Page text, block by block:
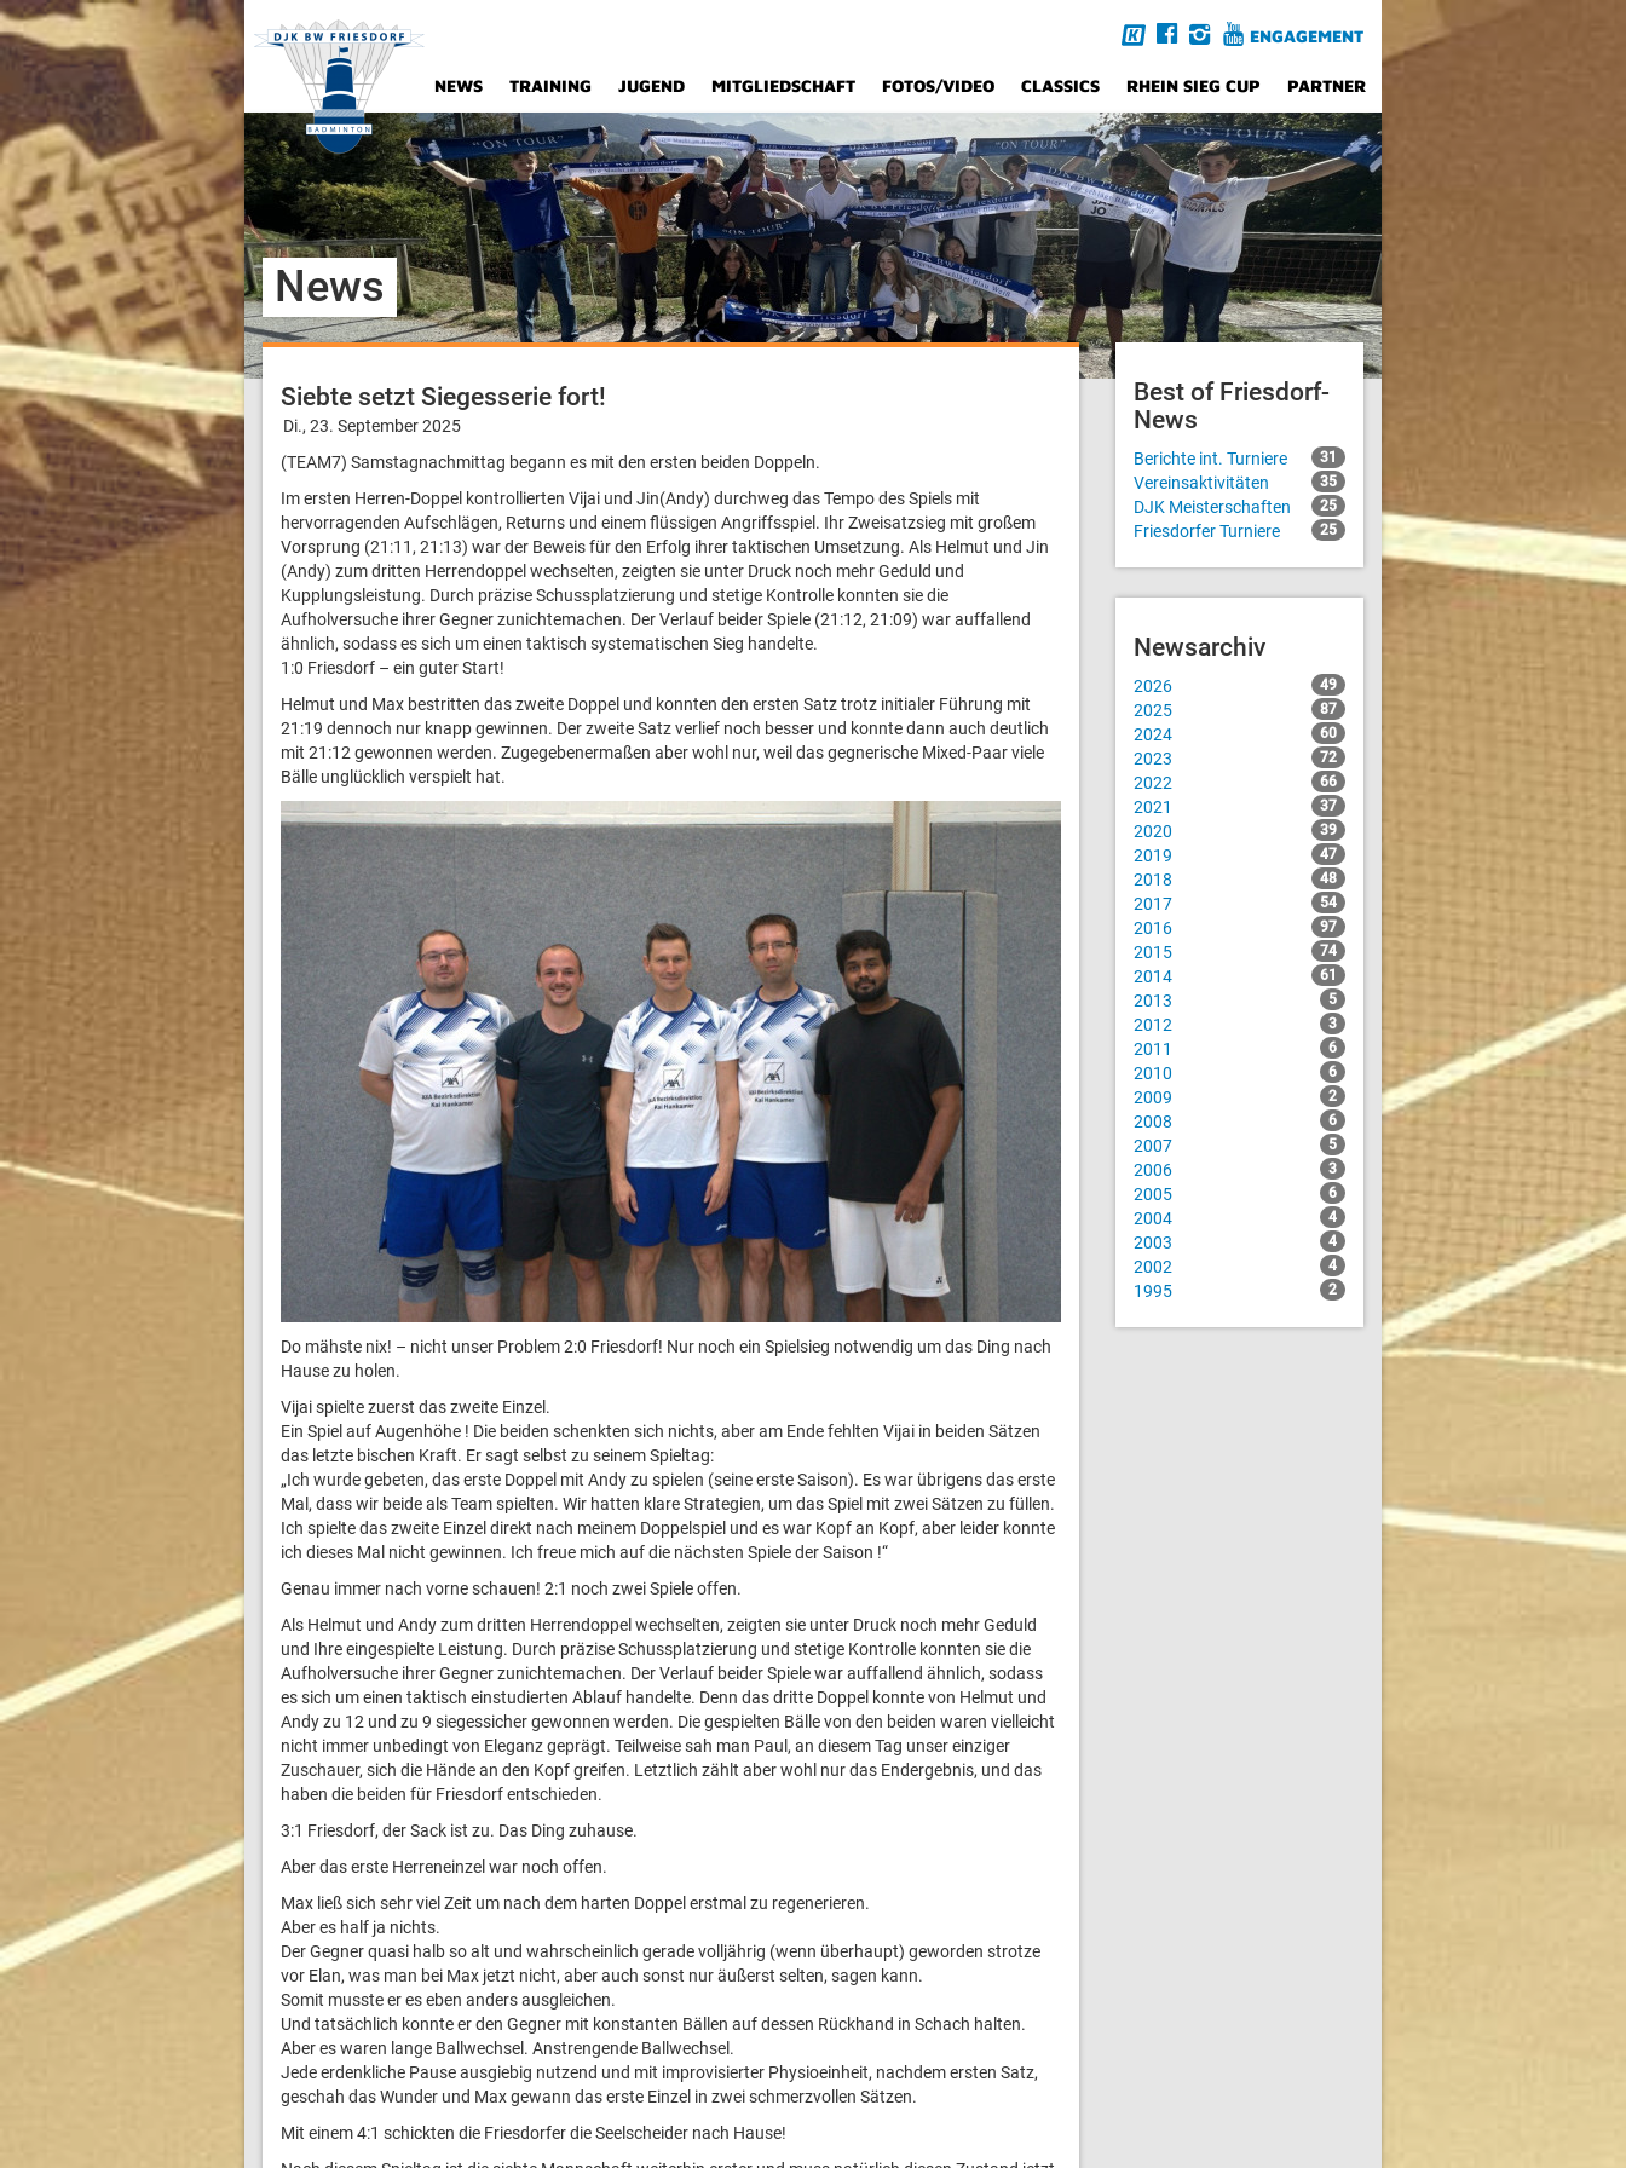
ENGAGEMENT
NEWS TRAINING JUGEND MITGLIEDSCHAFT FOTOS/VIDEO CLASSICS RHEIN SIEG CUP PARTNER
News
Siebte setzt Siegesserie fort!
Di., 23. September 2025
(TEAM7) Samstagnachmittag begann es mit den ersten beiden Doppeln.
Im ersten Herren-Doppel kontrollierten Vijai und Jin(Andy) durchweg das Tempo des Spiels mit
hervorragenden Aufschlägen, Returns und einem flüssigen Angriffsspiel. Ihr Zweisatzsieg mit großem
Vorsprung (21:11, 21:13) war der Beweis für den Erfolg ihrer taktischen Umsetzung. Als Helmut und Jin
(Andy) zum dritten Herrendoppel wechselten, zeigten sie unter Druck noch mehr Geduld und
Kupplungsleistung. Durch präzise Schussplatzierung und stetige Kontrolle konnten sie die
Aufholversuche ihrer Gegner zunichtemachen. Der Verlauf beider Spiele (21:12, 21:09) war auffallend
ähnlich, sodass es sich um einen taktisch systematischen Sieg handelte.
1:0 Friesdorf – ein guter Start!
Helmut und Max bestritten das zweite Doppel und konnten den ersten Satz trotz initialer Führung mit
21:19 dennoch nur knapp gewinnen. Der zweite Satz verlief noch besser und konnte dann auch deutlich
mit 21:12 gewonnen werden. Zugegebenermaßen aber wohl nur, weil das gegnerische Mixed-Paar viele
Bälle unglücklich verspielt hat.
Do mähste nix! – nicht unser Problem 2:0 Friesdorf! Nur noch ein Spielsieg notwendig um das Ding nach
Hause zu holen.
Vijai spielte zuerst das zweite Einzel.
Ein Spiel auf Augenhöhe ! Die beiden schenkten sich nichts, aber am Ende fehlten Vijai in beiden Sätzen
das letzte bischen Kraft. Er sagt selbst zu seinem Spieltag:
„Ich wurde gebeten, das erste Doppel mit Andy zu spielen (seine erste Saison). Es war übrigens das erste
Mal, dass wir beide als Team spielten. Wir hatten klare Strategien, um das Spiel mit zwei Sätzen zu füllen.
Ich spielte das zweite Einzel direkt nach meinem Doppelspiel und es war Kopf an Kopf, aber leider konnte
ich dieses Mal nicht gewinnen. Ich freue mich auf die nächsten Spiele der Saison !“
Genau immer nach vorne schauen! 2:1 noch zwei Spiele offen.
Als Helmut und Andy zum dritten Herrendoppel wechselten, zeigten sie unter Druck noch mehr Geduld
und Ihre eingespielte Leistung. Durch präzise Schussplatzierung und stetige Kontrolle konnten sie die
Aufholversuche ihrer Gegner zunichtemachen. Der Verlauf beider Spiele war auffallend ähnlich, sodass
es sich um einen taktisch einstudierten Ablauf handelte. Denn das dritte Doppel konnte von Helmut und
Andy zu 12 und zu 9 siegessicher gewonnen werden. Die gespielten Bälle von den beiden waren vielleicht
nicht immer unbedingt von Eleganz geprägt. Teilweise sah man Paul, an diesem Tag unser einziger
Zuschauer, sich die Hände an den Kopf greifen. Letztlich zählt aber wohl nur das Endergebnis, und das
haben die beiden für Friesdorf entschieden.
3:1 Friesdorf, der Sack ist zu. Das Ding zuhause.
Aber das erste Herreneinzel war noch offen.
Max ließ sich sehr viel Zeit um nach dem harten Doppel erstmal zu regenerieren.
Aber es half ja nichts.
Der Gegner quasi halb so alt und wahrscheinlich gerade volljährig (wenn überhaupt) geworden strotze
vor Elan, was man bei Max jetzt nicht, aber auch sonst nur äußerst selten, sagen kann.
Somit musste er es eben anders ausgleichen.
Und tatsächlich konnte er den Gegner mit konstanten Bällen auf dessen Rückhand in Schach halten.
Aber es waren lange Ballwechsel. Anstrengende Ballwechsel.
Jede erdenkliche Pause ausgiebig nutzend und mit improvisierter Physioeinheit, nachdem ersten Satz,
geschah das Wunder und Max gewann das erste Einzel in zwei schmerzvollen Sätzen.
Mit einem 4:1 schickten die Friesdorfer die Seelscheider nach Hause!
Best of Friesdorf-
News
Berichte int. Turniere 31
Vereinsaktivitäten 35
DJK Meisterschaften 25
Friesdorfer Turniere 25
Newsarchiv
2026 49
2025 87
2024 60
2023 72
2022 66
2021 37
2020 39
2019 47
2018 48
2017 54
2016 97
2015 74
2014 61
2013 5
2012 3
2011 6
2010 6
2009 2
2008 6
2007 5
2006 3
2005 6
2004 4
2003 4
2002 4
1995 2